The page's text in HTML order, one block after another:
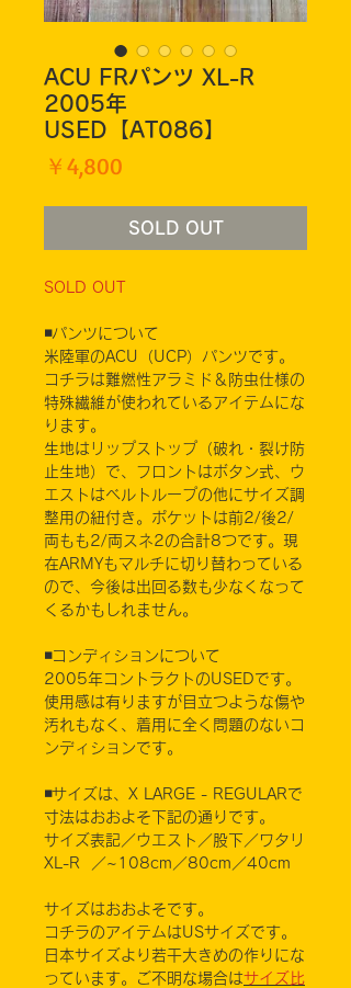
ACU FRパンツ XL-R
2005年
USED【AT086】
￥4,800
SOLD OUT
SOLD OUT
◾️パンツについて
米陸軍のACU（UCP）パンツです。
コチラは難燃性アラミド＆防虫仕様の
特殊繊維が使われているアイテムにな
ります。
生地はリップストップ（破れ・裂け防
止生地）で、フロントはボタン式、ウ
エストはベルトループの他にサイズ調
整用の紐付き。ポケットは前2/後2/
両もも2/両スネ2の合計8つです。現
在ARMYもマルチに切り替わっている
ので、今後は出回る数も少なくなって
くるかもしれません。
◾️コンディションについて
2005年コントラクトのUSEDです。
使用感は有りますが目立つような傷や
汚れもなく、着用に全く問題のないコ
ンディションです。
◾️サイズは、X LARGE - REGULARで
寸法はおおよそ下記の通りです。
サイズ表記／ウエスト／股下／ワタリ
XL-R ／~108cm／80cm／40cm
サイズはおおよそです。
コチラのアイテムはUSサイズです。
日本サイズより若干大きめの作りにな
っています。ご不明な場合はサイズ比